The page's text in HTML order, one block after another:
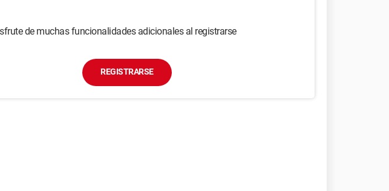
de muchas funcionalidades adicionales al registrarse
REGISTRARSE